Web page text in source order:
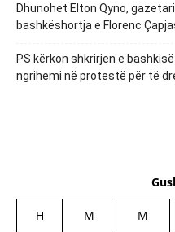
Dhunohet Elton Qyno,
bashkëshortja e Florenc
PS kërkon shkrirjen e
ngrihemi në protestë për të
H M M